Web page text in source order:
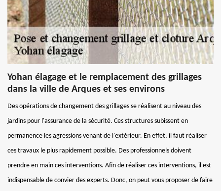
Yohan élagage et le remplacement des grillages
dans la ville de Arques et ses environs
Des opérations de changement des grillages se réalisent au niveau des
jardins pour l'assurance de la sécurité. Ces structures subissent en
permanence les agressions venant de l'extérieur. En effet, il faut réaliser
ces travaux le plus rapidement possible. Des professionnels doivent
prendre en main ces interventions. Afin de réaliser ces interventions, il est
indispensable de convier des experts. Donc, on peut vous proposer de faire